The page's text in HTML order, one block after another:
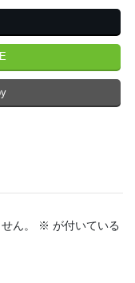
ん。 ※ が付いている